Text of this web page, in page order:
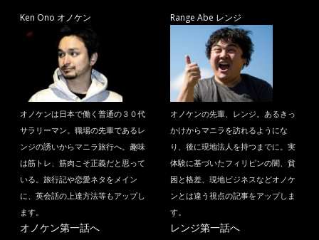
Ken Ono オノケン
オノケンは日本で働く普通の３０代
サラリーマン。職場の先輩であるレ
ンジの誘いからマニラ旅行へ。趣味
は筋トレ、筋肉こそ正義だと思って
いる。旅行記や恋愛ネタをメイン
に、英会話の上達方法等もアップし
ます。
オノケン第一話へ
Range Abe レンジ
オノケンの先輩、レンジ。あるきっ
かけからマニラを訪れるようにな
り、後に現地法人を持つまでに。実
体験に基づいたフィリピンの闇、貧
困と格差、現地ビジネスなどオノケ
ンとは違う視点の記事をアップしま
す。
レンジ第一話へ